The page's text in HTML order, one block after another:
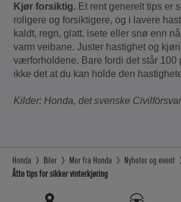
Kjør forsiktig. Et rent generelt tips er
roligere og forsiktigere, og i lavere
kaldt, regn, glatt, isete eller snø enn
varm veibane. Juster hastighet og
værforholdene. Bare fordi det står 100
ikke det at du kan holde den
Kilder: Honda, det svenske
Honda Biler Mer fra Honda
Nyheter og event
Åtte tips for sikker vinterkjøring